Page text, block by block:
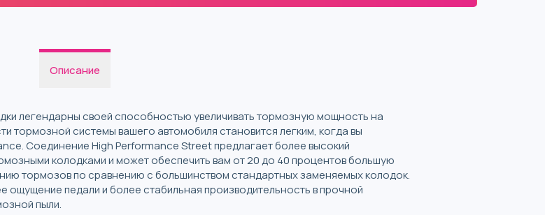
Описание
легендарны своей способностью увеличивать тормозную мощность на
тормозной системы вашего автомобиля становится легким, когда вы
Соединение High Performance Street предлагает более высокий
колодками и может обеспечить вам от 20 до 40 процентов большую
тормозов по сравнению с большинством стандартных заменяемых колодок.
ощущение педали и более стабильная производительность в прочной
пыли.